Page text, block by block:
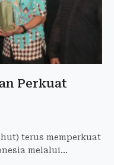
Perkuat
terus memperkuat
melalui